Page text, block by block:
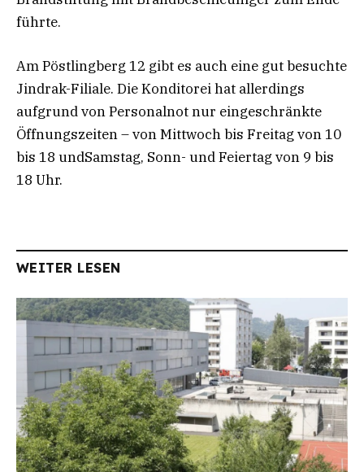
führte.
Am Pöstlingberg 12 gibt es auch eine gut besuchte
Jindrak-Filiale. Die Konditorei hat allerdings
aufgrund von Personalnot nur eingeschränkte
Öffnungszeiten – von Mittwoch bis Freitag von 10
bis 18 undSamstag, Sonn- und Feiertag von 9 bis
18 Uhr.
WEITER LESEN